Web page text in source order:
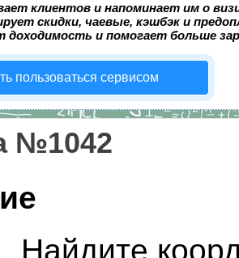
клиентов и напоминает им о
скидки, чаевые, кэшбэк и
доходимость и помогает больше
пользоваться сервисом
№1042